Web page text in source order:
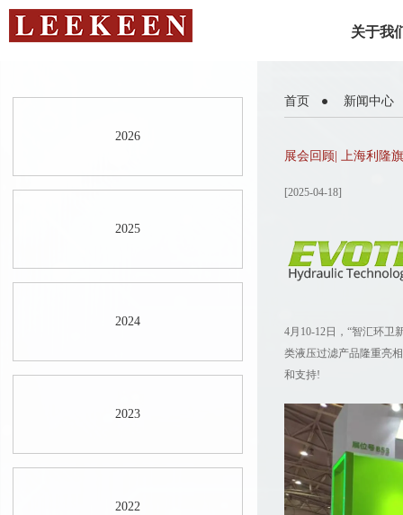
关于我
2026
2025
2024
2023
2022
首页 新闻中心
展会回顾| 上海利隆
[2025-04-18]
4月10-12日，“智汇环卫
类液压过滤产品隆重亮
和支持!